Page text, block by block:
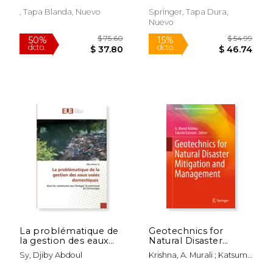
50%
dcto.
$ 240.69
$ 120.34
15%
dcto.
2018
, Tapa Blanda, Nuevo
Springer, Tapa Dura,
Nuevo
La problématique de
la gestion des eaux
usées domestiques
(en Francés)
Sy, Djiby Abdoul
Geotechnics for
Natural Disaster
Mitigation and
Management (en
Krishna, A. Murali ; Katsumi,